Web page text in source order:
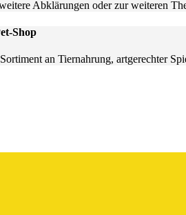
Abklärungen oder zur weiteren
Shop
an Tiernahrung, artgerechter